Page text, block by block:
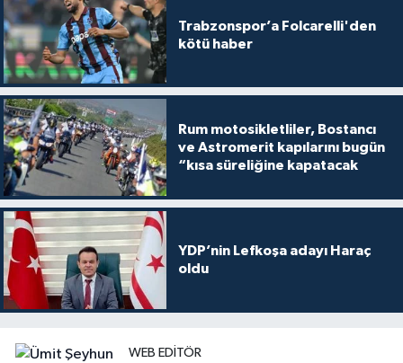
Trabzonspor’a Folcarelli'den
kötü haber
Rum motosikletliler, Bostancı
ve Astromerit kapılarını bugün
“kısa süreliğine kapatacak
YDP’nin Lefkoşa adayı Haraç
oldu
WEB EDITÖR